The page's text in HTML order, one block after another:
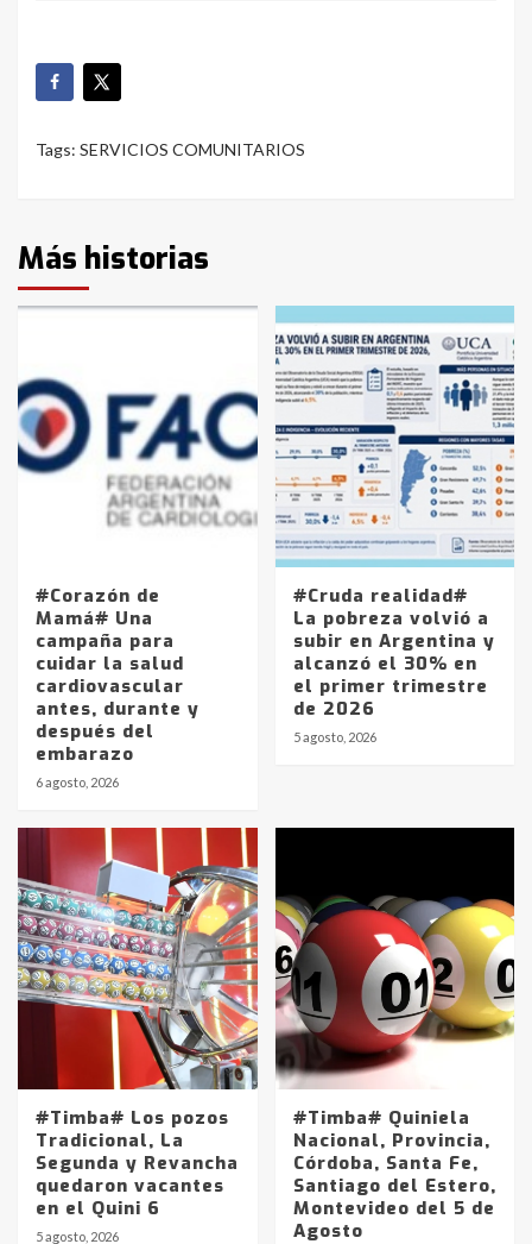
Tags: SERVICIOS COMUNITARIOS
Más historias
#Corazón de
Mamá# Una
campaña para
cuidar la salud
cardiovascular
antes, durante y
después del
embarazo
6 agosto, 2026
#Cruda realidad#
La pobreza volvió a
subir en Argentina y
alcanzó el 30% en
el primer trimestre
de 2026
5 agosto, 2026
#Timba# Los pozos
Tradicional, La
Segunda y Revancha
quedaron vacantes
en el Quini 6
5 agosto, 2026
#Timba# Quiniela
Nacional, Provincia,
Córdoba, Santa Fe,
Santiago del Estero,
Montevideo del 5 de
Agosto